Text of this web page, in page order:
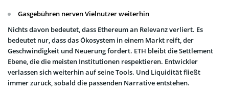
Gasgebühren nerven Vielnutzer weiterhin
Nichts davon bedeutet, dass Ethereum an Relevanz verliert. Es
bedeutet nur, dass das Ökosystem in einem Markt reift, der
Geschwindigkeit und Neuerung fordert. ETH bleibt die Settlement
Ebene, die die meisten Institutionen respektieren. Entwickler
verlassen sich weiterhin auf seine Tools. Und Liquidität fließt
immer zurück, sobald die passenden Narrative entstehen.